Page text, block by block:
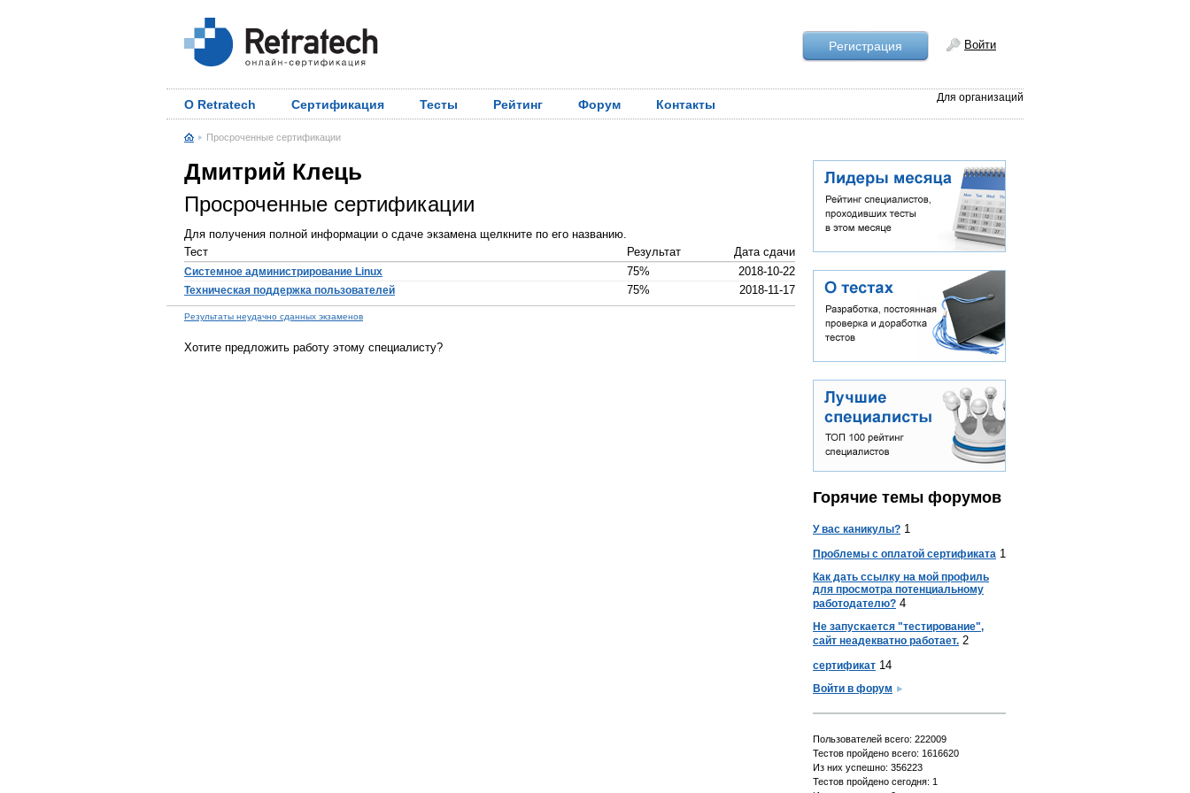
Рeгистрация Войти
Для организаций
О Retratech Сертификация Тесты Рейтинг Форум Контакты
Просроченные сертификации
Дмитрий Клець
Просроченные сертификации
Для получения полной информации о сдаче экзамена щелкните по его названию.
Тест
Результат Дата сдачи
Системное администрирование Linux 75% 2018-10-22
Техническая поддержка пользователей 75% 2018-11-17
Результаты неудачно сданных экзаменов
Хотите предложить работу этому специалисту?
Горячие темы форумов
У вас каникулы? 1
Проблемы с оплатой сертификата 1
Как дать ссылку на мой профиль
для просмотра потенциальному
работодателю? 4
Не запускается "тестирование",
сайт неадекватно работает. 2
сертификат 14
Войти в форум
Пользователей всего: 222009
Тестов пройдено всего: 1616620
Из них успешно: 356223
Тестов пройдено сегодня: 1